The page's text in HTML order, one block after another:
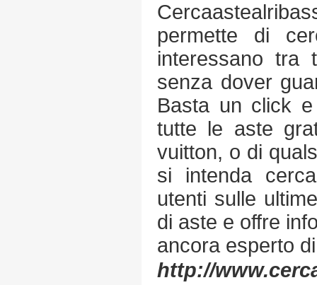
permette di
interessano tra
senza dover
Basta un click
tutte le aste
vuitton, o di
si intenda
utenti sulle
di aste e offre
ancora esperto
http://